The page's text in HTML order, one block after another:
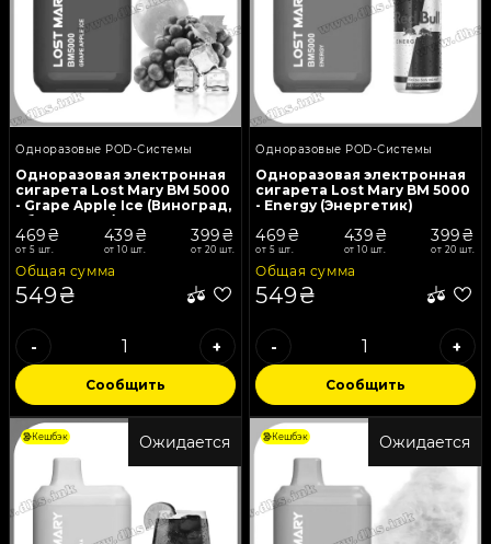
Одноразовые POD-Системы
Одноразовая электронная
сигарета Lost Mary BM 5000
- Grape Apple Ice (Виноград,
Яблоко, Лед)
469₴
от 5 шт.
439₴
от 10 шт.
399₴
от 20 шт.
Общая сумма
549₴
- +
Сообщить
Одноразовые POD-Системы
Одноразовая электронная
сигарета Lost Mary BM 5000
- Energy (Энергетик)
469₴
от 5 шт.
439₴
от 10 шт.
399₴
от 20 шт.
Общая сумма
549₴
- +
Сообщить
Ожидается
Кешбэк Ожидается
Кешбэк